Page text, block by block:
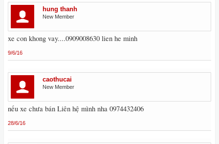
hung thanh
New Member
xe con khong vay....0909008630 lien he minh
9/6/16
caothucai
New Member
nếu xe chưa bán Liên hệ mình nha 0974432406
28/6/16